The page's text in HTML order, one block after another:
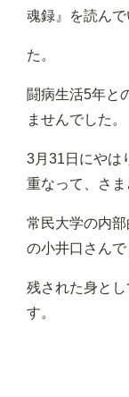
魂録』を読ん
た。
闘病生活5年と
ませんでした。
3月31日にやは
重なって、さま
常民大学の内
の小井口さんで
残された身と
す。